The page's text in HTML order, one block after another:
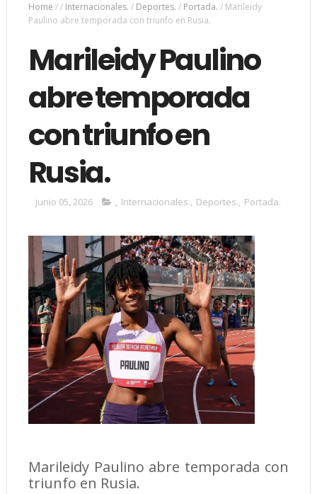
Home // Internacionales. / Deportes. / Portada. / Marileidy
Paulino abre temporada con triunfo en Rusia.
Marileidy Paulino
abre temporada
con triunfo en
Rusia.
junio 05, 2026 , Internacionales., Deportes., Portada.
Marileidy Paulino abre temporada con
triunfo en Rusia.